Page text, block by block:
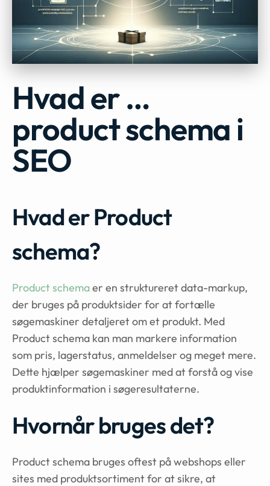
Hvad er …
product schema i
SEO
Hvad er Product
schema?
Product schemaer en struktureret data-markup,
der bruges på produktsider for at fortælle
søgemaskiner detaljeret om et produkt. Med
Product schema kan man markere information
som pris, lagerstatus, anmeldelser og meget mere.
Dette hjælper søgemaskiner med at forstå og vise
produktinformation i søgeresultaterne.
Hvornår bruges det?
Product schema bruges oftest på webshops eller
sites med produktsortiment for at sikre, at